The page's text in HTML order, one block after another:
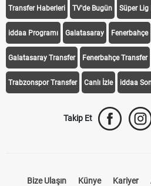
Transfer Haberleri TV'de Bugün Süper Lig
iddaa Programı Galatasaray Fenerbahçe
Galatasaray Transfer Fenerbahçe Transfer
Trabzonspor Transfer Canlı İzle iddaa
Takip Et
Bize Ulaşın Künye Kariyer